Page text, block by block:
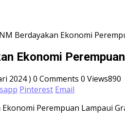
Berdayakan Ekonomi
Ekonomi
2024 ) 0 Comments 0 Views890
Pinterest Email